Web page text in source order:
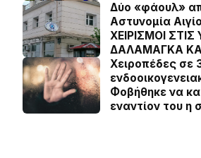
Δύο «φάουλ»
Αστυνομία
ΧΕΙΡΙΣΜΟΙ
ΔΑΛΑΜΑΓΚΑ
Χειροπέδες σε
Φοβήθηκε να
εναντίον του η